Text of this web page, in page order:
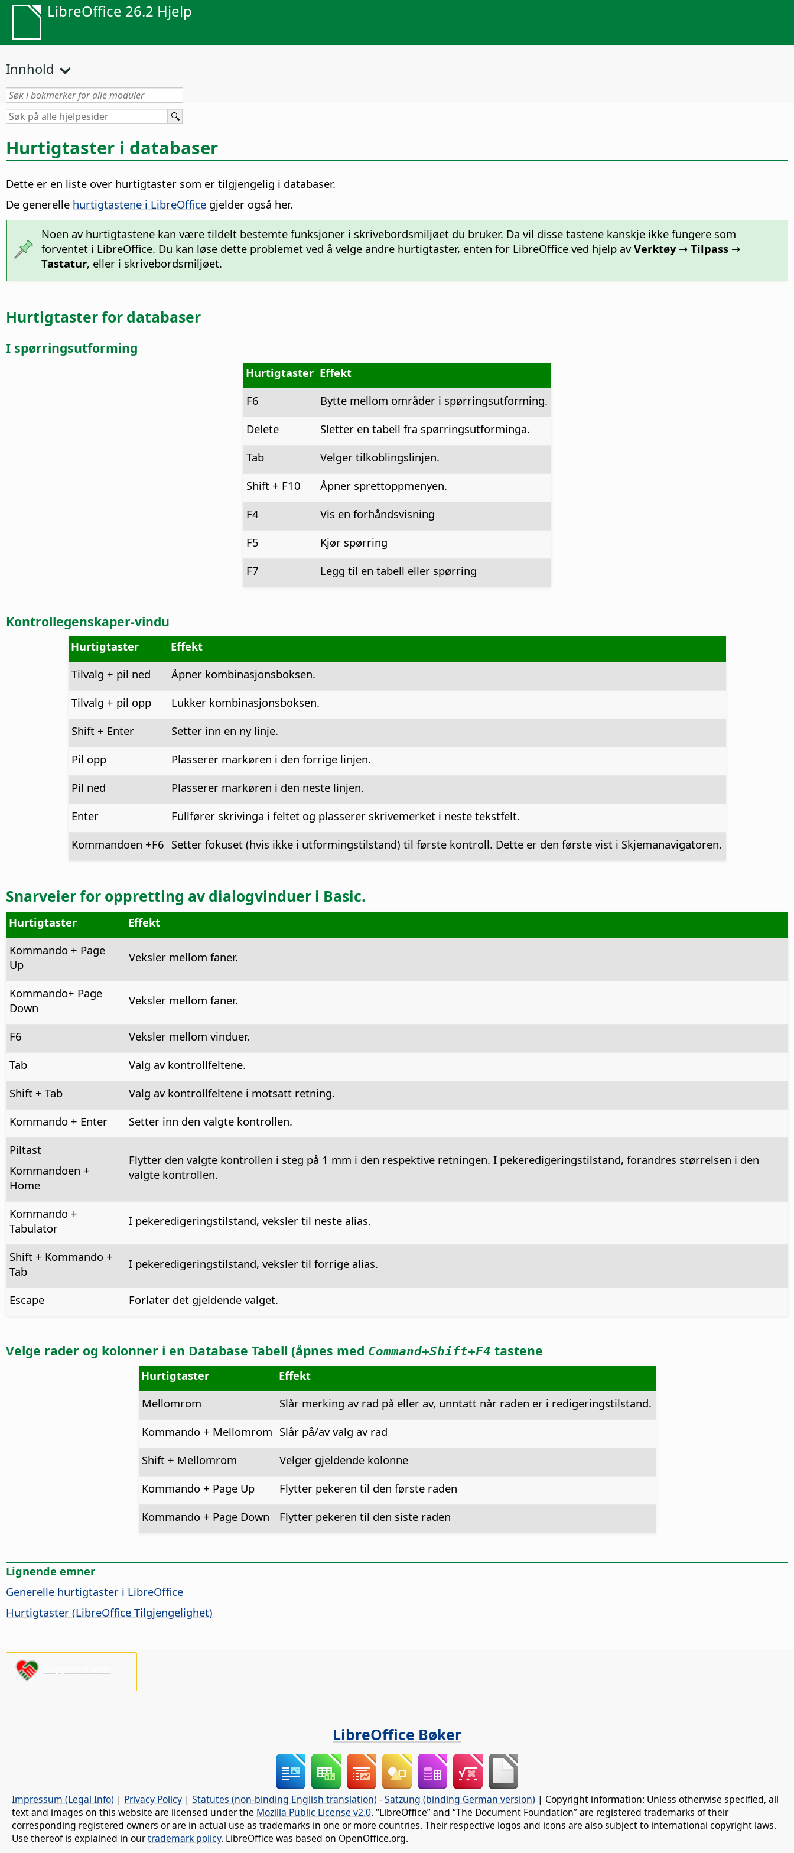
LibreOffice 26.2 Hjelp
Innhold
Hurtigtaster i databaser
Dette er en liste over hurtigtaster som er tilgjengelig i databaser.
De generelle hurtigtastene i LibreOffice gjelder også her.
Noen av hurtigtastene kan være tildelt bestemte funksjoner i skrivebordsmiljøet du bruker. Da vil disse tastene kanskje ikke fungere som
forventet i LibreOffice. Du kan løse dette problemet ved å velge andre hurtigtaster, enten for LibreOffice ved hjelp avVerktøy → Tilpass →
Tastatur, eller i skrivebordsmiljøet.
Hurtigtaster for databaser
I spørringsutforming
Hurtigtaster Effekt
F6
Bytte mellom områder i spørringsutforming.
Delete
Sletter en tabell fra spørringsutforminga.
Tab
Velger tilkoblingslinjen.
Shift + F10
Åpner sprettoppmenyen.
F4
Vis en forhåndsvisning
F5
Kjør spørring
F7
Legg til en tabell eller spørring
Kontrollegenskaper-vindu
Hurtigtaster
Effekt
Tilvalg + pil ned
Åpner kombinasjonsboksen.
Tilvalg + pil opp
Lukker kombinasjonsboksen.
Shift + Enter
Setter inn en ny linje.
Pil opp
Plasserer markøren i den forrige linjen.
Pil ned
Plasserer markøren i den neste linjen.
Enter
Fullfører skrivinga i feltet og plasserer skrivemerket i neste tekstfelt.
Kommandoen +F6 Setter fokuset (hvis ikke i utformingstilstand) til første kontroll. Dette er den første vist i Skjemanavigatoren.
Snarveier for oppretting av dialogvinduer i Basic.
Hurtigtaster
Effekt
Kommando+ Page
Up
Veksler mellom faner.
Kommando+ Page
Down
Veksler mellom faner.
F6
Veksler mellom vinduer.
Tab
Valg av kontrollfeltene.
Shift + Tab
Valg av kontrollfeltene i motsatt retning.
Kommando+ Enter
Setter inn den valgte kontrollen.
Piltast
Kommandoen +
Home
Flytter den valgte kontrollen i steg på 1 mm i den respektive retningen. I pekeredigeringstilstand, forandres størrelsen i den
valgte kontrollen.
Kommando +
Tabulator
I pekeredigeringstilstand, veksler til neste alias.
Shift + Kommando+
Tab
I pekeredigeringstilstand, veksler til forrige alias.
Escape Forlater det gjeldende valget.
Velge rader og kolonner i en Database Tabell (åpnes med Command+Shift+F4 tastene
Hurtigtaster
Effekt
Mellomrom
Slår merking av rad på eller av, unntatt når raden er i redigeringstilstand.
Kommando + Mellomrom Slår på/av valg av rad
Shift + Mellomrom
Velger gjeldende kolonne
Kommando + Page Up
Flytter pekeren til den første raden
Kommando + Page Down Flytter pekeren til den siste raden
Lignende emner
Generelle hurtigtaster i LibreOffice
Hurtigtaster (LibreOffice Tilgjengelighet)
LibreOffice Bøker
Impressum (Legal Info) | Privacy Policy | Statutes (non-binding English translation) -Satzung (binding German version) | Copyright information: Unless otherwise specified, all
text and images on this website are licensed under the Mozilla Public License v2.0. “LibreOffice” and “The Document Foundation” are registered trademarks of their
corresponding registered owners or are in actual use as trademarks in one or more countries. Their respective logos and icons are also subject to international copyright laws.
Use thereof is explained in ourtrademark policy. LibreOffice was based on OpenOffice.org.